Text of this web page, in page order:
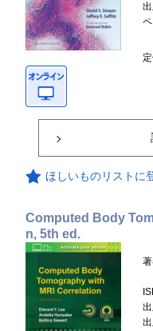
ほしいものリストに
Computed Body
n, 5th ed.